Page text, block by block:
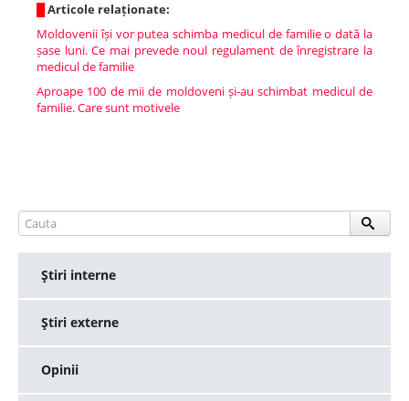
Articole relaționate:
Moldovenii își vor putea schimba medicul de familie o dată la
șase luni. Ce mai prevede noul regulament de înregistrare la
medicul de familie
Aproape 100 de mii de moldoveni și-au schimbat medicul de
familie. Care sunt motivele
Ştiri interne
Ştiri externe
Opinii